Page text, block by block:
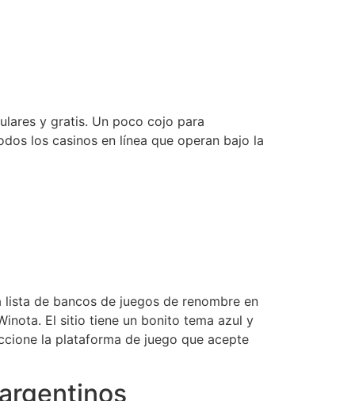
y gratis. Un poco cojo para
los casinos en línea que operan bajo la
de bancos de juegos de renombre en
El sitio tiene un bonito tema azul y
la plataforma de juego que acepte